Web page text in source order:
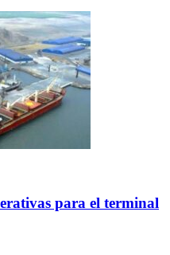
para el terminal